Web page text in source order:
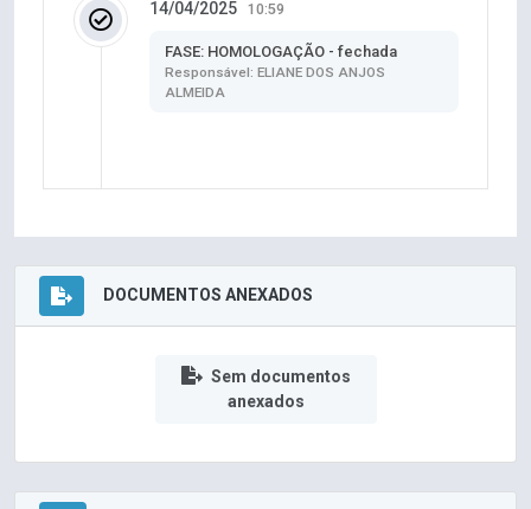
14/04/2025 10:59
FASE: HOMOLOGAÇÃO - fechada
Responsável: ELIANE DOS ANJOS
ALMEIDA
DOCUMENTOS ANEXADOS
Sem documentos
anexados